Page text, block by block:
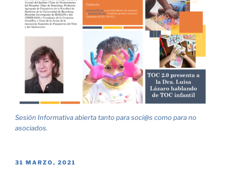
Sesión Informativa abierta tanto para soci@s como para no
asociados.
PUBLICADO
31 MARZO, 2021